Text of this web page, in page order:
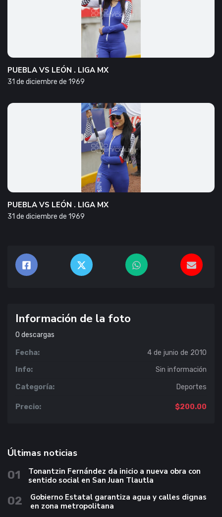
PUEBLA VS LEÓN . LIGA MX
31 de diciembre de 1969
PUEBLA VS LEÓN . LIGA MX
31 de diciembre de 1969
Información de la foto
0 descargas
Fecha: 4 de junio de 2010
Info: Sin información
Categoría: Deportes
Precio: $200.00
Últimas noticias
01
Tonantzin Fernández da inicio a nueva obra con
sentido social en San Juan Tlautla
02
Gobierno Estatal garantiza agua y calles dignas
en zona metropolitana